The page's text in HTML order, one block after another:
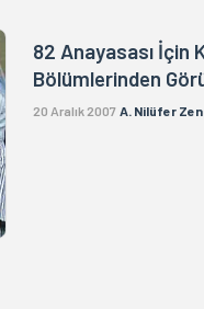
82 Anayasası İçin
Bölümlerinden
20 Aralık 2007 A. Nilüfer